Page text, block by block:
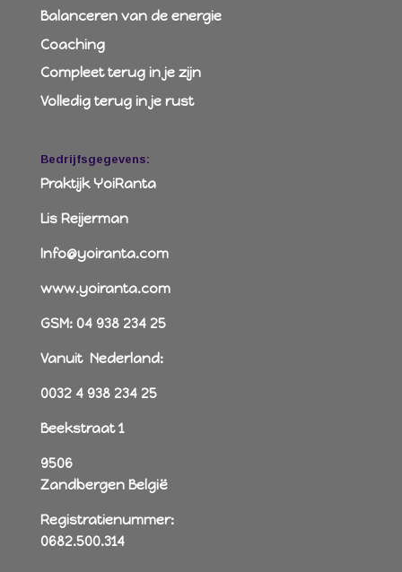
Balanceren van de energie
Coaching
Compleet terug in je zijn
Volledig terug in je rust
Bedrijfsgegevens:
Praktijk YoiRanta
Lis Reijerman
Info@yoiranta.com
www.yoiranta.com
GSM: 04 938 234 25
Vanuit Nederland:
0032 4 938 234 25
Beekstraat 1
9506
Zandbergen België
Registratienummer:
0682.500.314